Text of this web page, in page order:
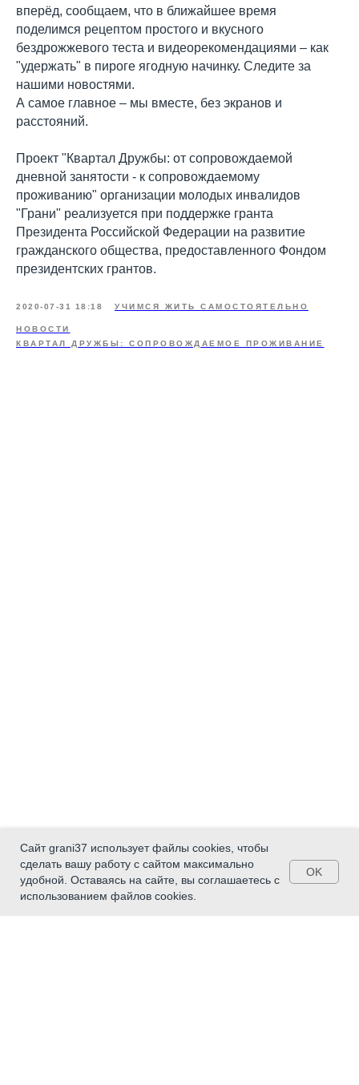
вперёд, сообщаем, что в ближайшее время
поделимся рецептом простого и вкусного
бездрожжевого теста и видеорекомендациями – как
"удержать" в пироге ягодную начинку. Следите за
нашими новостями.
А самое главное – мы вместе, без экранов и
расстояний.
Проект "Квартал Дружбы: от сопровождаемой
дневной занятости - к сопровождаемому
проживанию" организации молодых инвалидов
"Грани" реализуется при поддержке гранта
Президента Российской Федерации на развитие
гражданского общества, предоставленного Фондом
президентских грантов.
2020-07-31 18:18 УЧИМСЯ ЖИТЬ САМОСТОЯТЕЛЬНО
НОВОСТИ
КВАРТАЛ ДРУЖБЫ: СОПРОВОЖДАЕМОЕ ПРОЖИВАНИЕ
Сайт grani37 использует файлы cookies, чтобы
сделать вашу работу с сайтом максимально
удобной. Оставаясь на сайте, вы соглашаетесь с
использованием файлов cookies.
OK